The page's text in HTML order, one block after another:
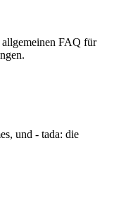
FAQ für
und - tada: die